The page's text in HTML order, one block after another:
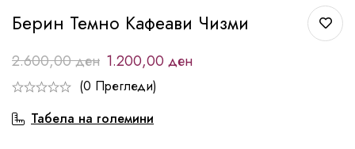
Берин Темно Кафеави Чизми
2.600,00ден 1.200,00 ден
(0 Прегледи)
Табела на големини